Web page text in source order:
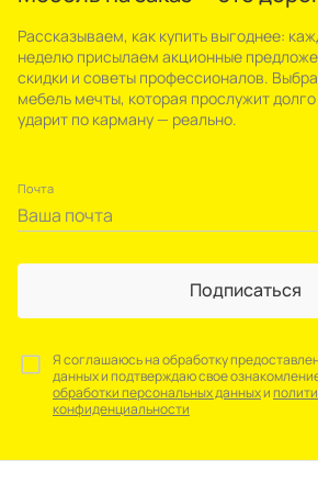
Рассказываем, как купить выгоднее:
неделю присылаем акционные
скидки и советы профессионалов.
мебель мечты, которая прослужит
ударит по карману — реально.
Почта
Подписаться
Я соглашаюсь на обработку
данных и подтверждаю свое
обработки персональных данныхи
конфиденциальности